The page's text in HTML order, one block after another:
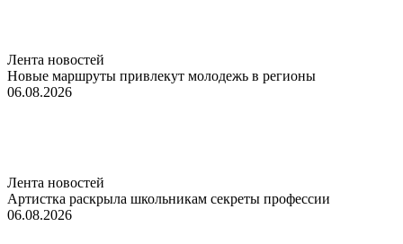
Лента новостей
Новые маршруты привлекут молодежь в регионы
06.08.2026
Лента новостей
Артистка раскрыла школьникам секреты профессии
06.08.2026